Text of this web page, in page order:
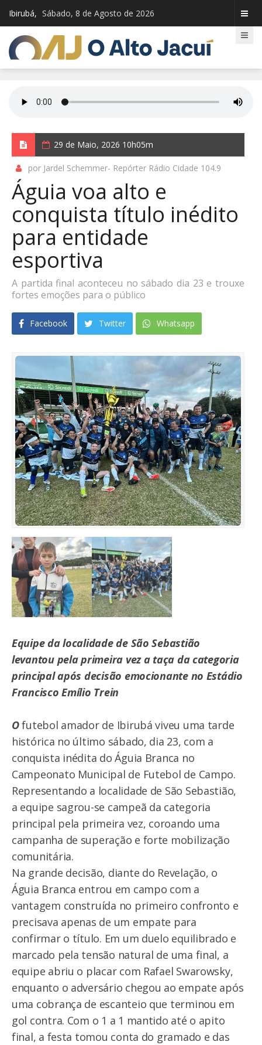
Ibirubá, Sábado, 8 de Agosto de 2026
29 de Maio, 2026 10h05m
por Jardel Schemmer- Repórter Rádio Cidade 104.9
Águia voa alto e
conquista título inédito
para entidade
esportiva
A partida final aconteceu no sábado dia 23 e trouxe
fortes emoções para o público
Facebook Twitter Whatsapp
Equipe da localidade de São Sebastião
levantou pela primeira vez a taça da categoria
principal após decisão emocionante no Estádio
Francisco Emílio Trein
Ofutebol amador de Ibirubá viveu uma tarde
histórica no último sábado, dia 23, com a
conquista inédita do Águia Branca no
Campeonato Municipal de Futebol de Campo.
Representando a localidade de São Sebastião,
a equipe sagrou-se campeã da categoria
principal pela primeira vez, coroando uma
campanha de superação e forte mobilização
comunitária.
Na grande decisão, diante do Revelação, o
Águia Branca entrou em campo com a
vantagem construída no primeiro confronto e
precisava apenas de um empate para
confirmar o título. Em um duelo equilibrado e
marcado pela tensão natural de uma final, a
equipe abriu o placar com Rafael Swarowsky,
enquanto o adversário chegou ao empate após
uma cobrança de escanteio que terminou em
gol contra. Com o 1 a 1 mantido até o apito
final, a festa tomou conta do gramado e das